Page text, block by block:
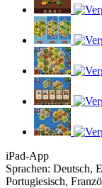
iPad-App
Sprachen: Deutsch,
Portugiesisch,